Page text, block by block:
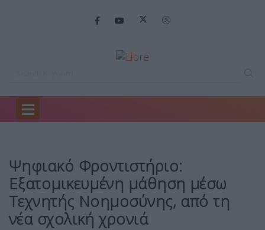
Home
Ψηφιακό Φροντιστήριο: Εξατομικευμένη…
Ψηφιακό Φροντιστήριο:
Εξατομικευμένη μάθηση μέσω
Τεχνητής Νοημοσύνης, από τη
νέα σχολική χρονιά